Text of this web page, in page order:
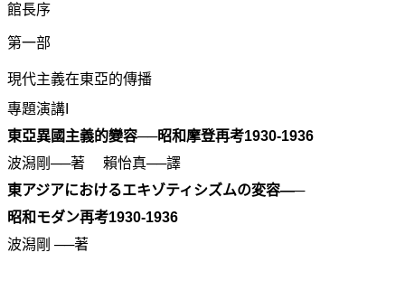
館長序
第一部
現代主義在東亞的傳播
專題演講I
東亞異國主義的變容──昭和摩登再考1930-1936
波潟剛──著 賴怡真──譯
東アジアにおけるエキゾティシズムの変容―─
昭和モダン再考1930-1936
波潟剛 ──著